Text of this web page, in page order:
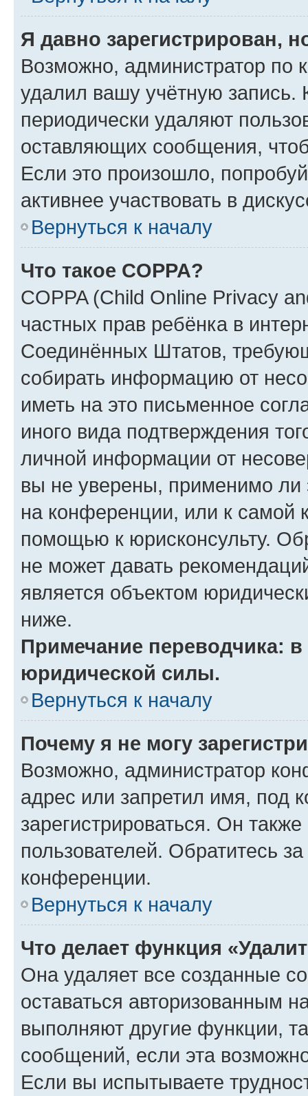
Я давно зарегистрирован,
Возможно, администратор по
удалил вашу учётную запись.
периодически удаляют
оставляющих сообщения,
Если это произошло,
активнее участвовать в
Вернуться к началу
Что такое COPPA?
COPPA (Child Online Privacy
частных прав ребёнка в
Соединённых Штатов,
собирать информацию от
иметь на это письменное
иного вида подтверждения
личной информации от
вы не уверены, применимо ли
на конференции, или к самой
помощью к юрисконсульту.
не может давать
является объектом
ниже.
Примечание переводчика:
юридической силы.
Вернуться к началу
Почему я не могу
Возможно, администратор
адрес или запретил имя, под
зарегистрироваться. Он
пользователей. Обратитесь
конференции.
Вернуться к началу
Что делает функция
Она удаляет все созданные
оставаться авторизованным
выполняют другие функции,
сообщений, если эта
Если вы испытываете